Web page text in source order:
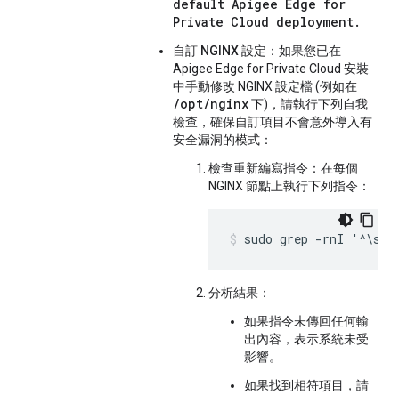
default Apigee Edge for
Private Cloud deployment.
自訂 NGINX 設定： 如果您已在
Apigee Edge for Private Cloud 安裝
中手動修改 NGINX 設定檔 (例如在
/opt/nginx下)，請執行下列自我
檢查，確保自訂項目不會意外導入有
安全漏洞的模式：
檢查重新編寫指令： 在每個
NGINX 節點上執行下列指令：
sudo grep -rnI
分析結果：
如果指令未傳回任何輸
出內容，表示系統未受
影響。
如果找到相符項目，請